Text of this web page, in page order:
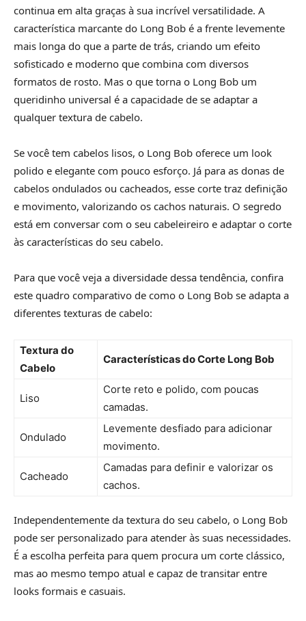
continua em alta graças à sua incrível versatilidade. A
característica marcante do Long Bob é a frente levemente
mais longa do que a parte de trás, criando um efeito
sofisticado e moderno que combina com diversos
formatos de rosto. Mas o que torna o Long Bob um
queridinho universal é a capacidade de se adaptar a
qualquer textura de cabelo.
Se você tem cabelos lisos, o Long Bob oferece um look
polido e elegante com pouco esforço. Já para as donas de
cabelos ondulados ou cacheados, esse corte traz definição
e movimento, valorizando os cachos naturais. O segredo
está em conversar com o seu cabeleireiro e adaptar o corte
às características do seu cabelo.
Para que você veja a diversidade dessa tendência, confira
este quadro comparativo de como o Long Bob se adapta a
diferentes texturas de cabelo:
Textura do
Cabelo
Características do Corte Long Bob
Liso
Corte reto e polido, com poucas
camadas.
Ondulado
Levemente desfiado para adicionar
movimento.
Cacheado
Camadas para definir e valorizar os
cachos.
Independentemente da textura do seu cabelo, o Long Bob
pode ser personalizado para atender às suas necessidades.
É a escolha perfeita para quem procura um corte clássico,
mas ao mesmo tempo atual e capaz de transitar entre
looks formais e casuais.